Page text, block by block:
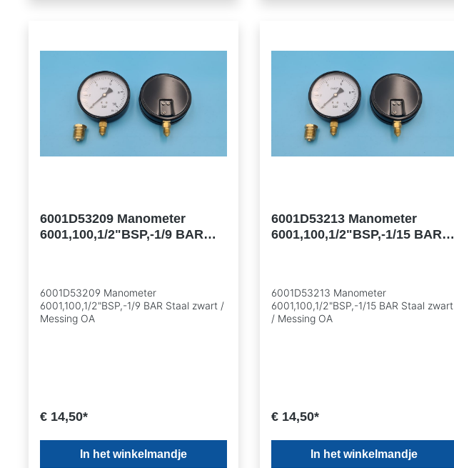
6001D53209 Manometer
6001,100,1/2"BSP,-1/9 BAR
6001D53209 Manometer
6001,100,1/2"BSP,-1/9 BAR Staal zwart /
Messing OA
€ 14,50*
In het winkelmandje
6001D53213 Manometer
6001,100,1/2"BSP,-1/15 BAR
6001D53213 Manometer
6001,100,1/2"BSP,-1/15 BAR Staal zwart
/ Messing OA
€ 14,50*
In het winkelmandje